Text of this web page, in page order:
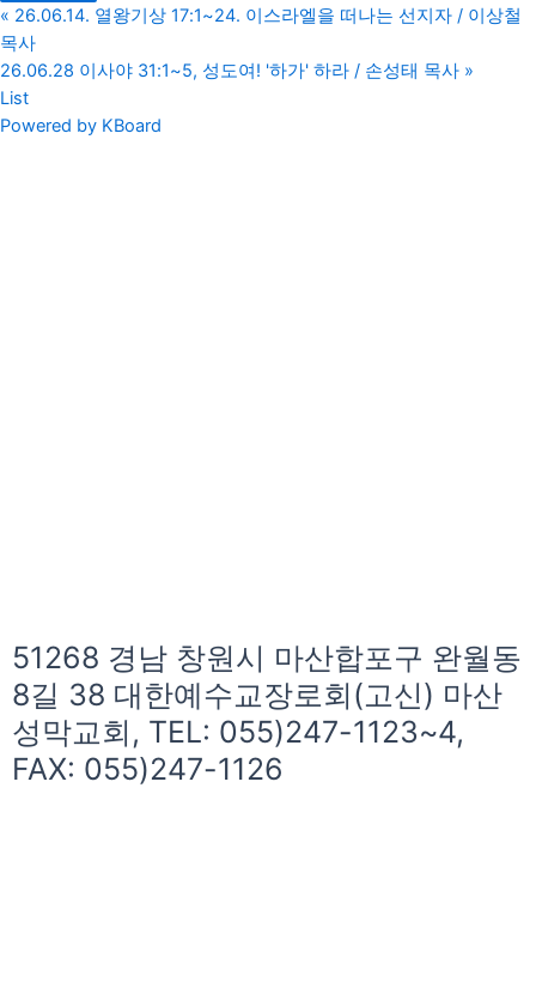
« 26.06.14. 열왕기상 17:1~24. 이스라엘을 떠나는 선지자 / 이상철
목사
26.06.28 이사야 31:1~5, 성도여! '하가' 하라 / 손성태 목사 »
List
Powered by KBoard
51268 경남 창원시 마산합포구 완월동
8길 38 대한예수교장로회(고신) 마산
성막교회, TEL: 055)247-1123~4,
FAX: 055)247-1126